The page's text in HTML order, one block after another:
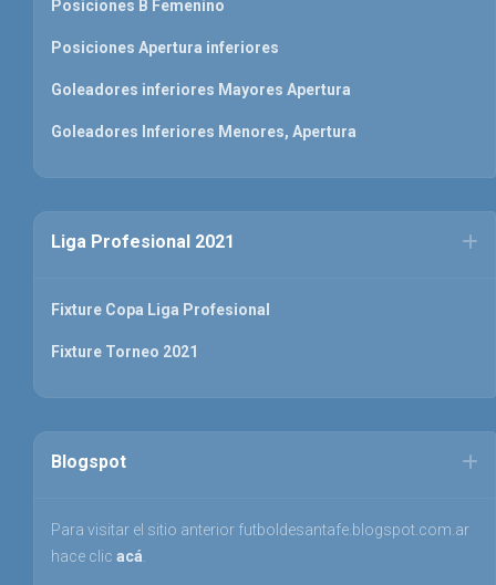
Posiciones B Femenino
Posiciones Apertura inferiores
Goleadores inferiores Mayores Apertura
Goleadores Inferiores Menores, Apertura
Liga Profesional 2021
Fixture Copa Liga Profesional
Fixture Torneo 2021
Blogspot
Para visitar el sitio anterior futboldesantafe.blogspot.com.ar
hace clic acá